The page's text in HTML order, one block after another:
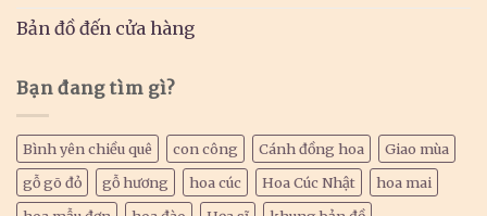
Bản đồ đến cửa hàng
Bạn đang tìm gì?
Bình yên chiều quê con công Cánh đồng hoa
Giao mùa
gỗ gõ đỏ
gỗ hương hoa cúc Hoa Cúc Nhật
hoa mai